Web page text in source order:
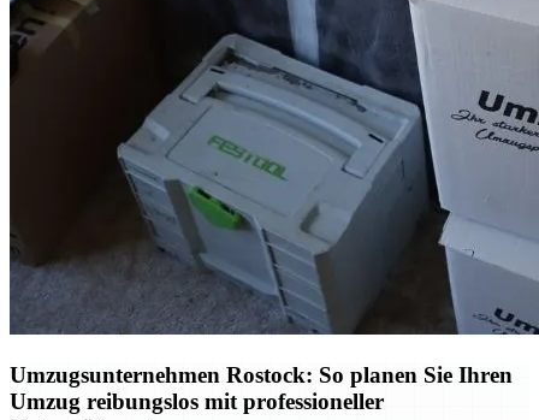
Umzugsunternehmen Rostock: So planen Sie Ihren
Umzug reibungslos mit professioneller